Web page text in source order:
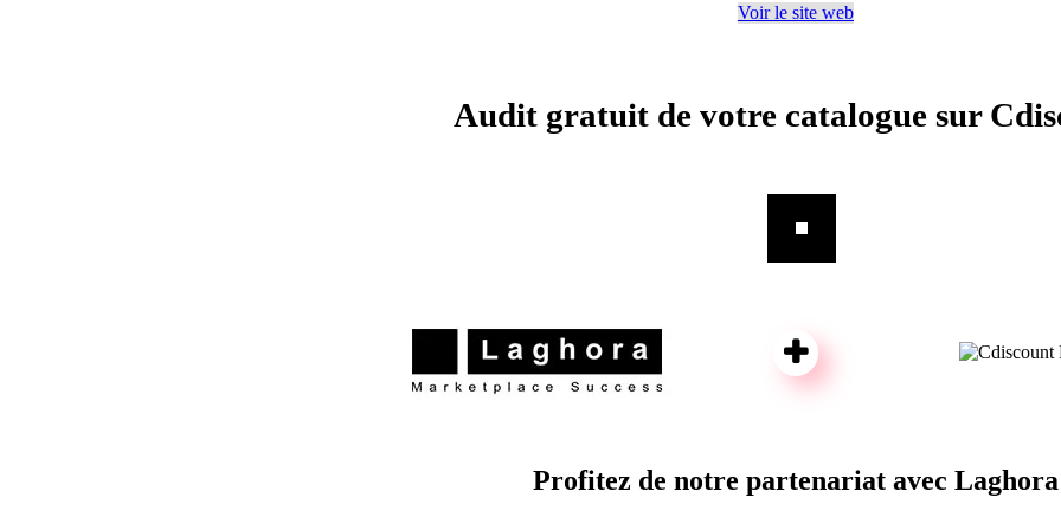
Voir le site web
Audit gratuit de votre catalogue sur
Profitez de notre partenariat avec Laghora